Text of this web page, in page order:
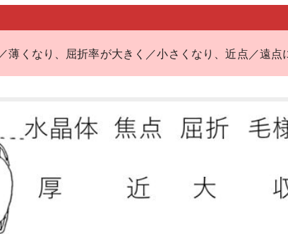
くなり、屈折率が大きく／小さくなり、近点／遠点